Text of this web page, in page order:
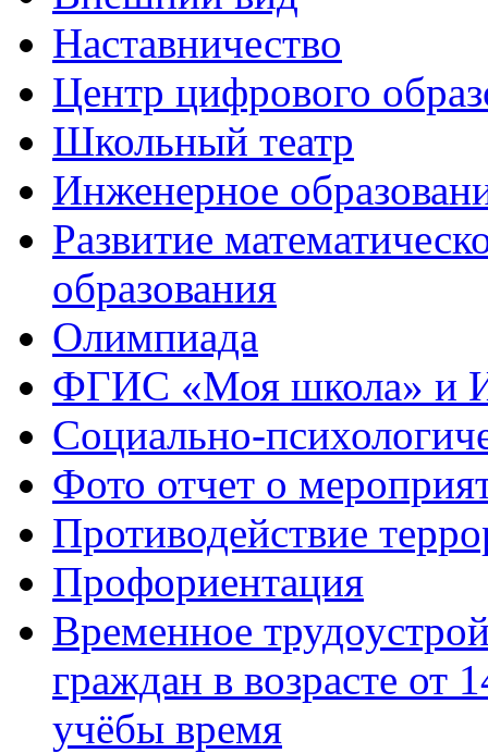
Наставничество
Центр цифрового
Школьный театр
Инженерное
Развитие
образования
Олимпиада
ФГИС «Моя школа» и
Социально-
Фото отчет о
Противодействие
Профориентация
Временное
граждан в возрасте от
учёбы время